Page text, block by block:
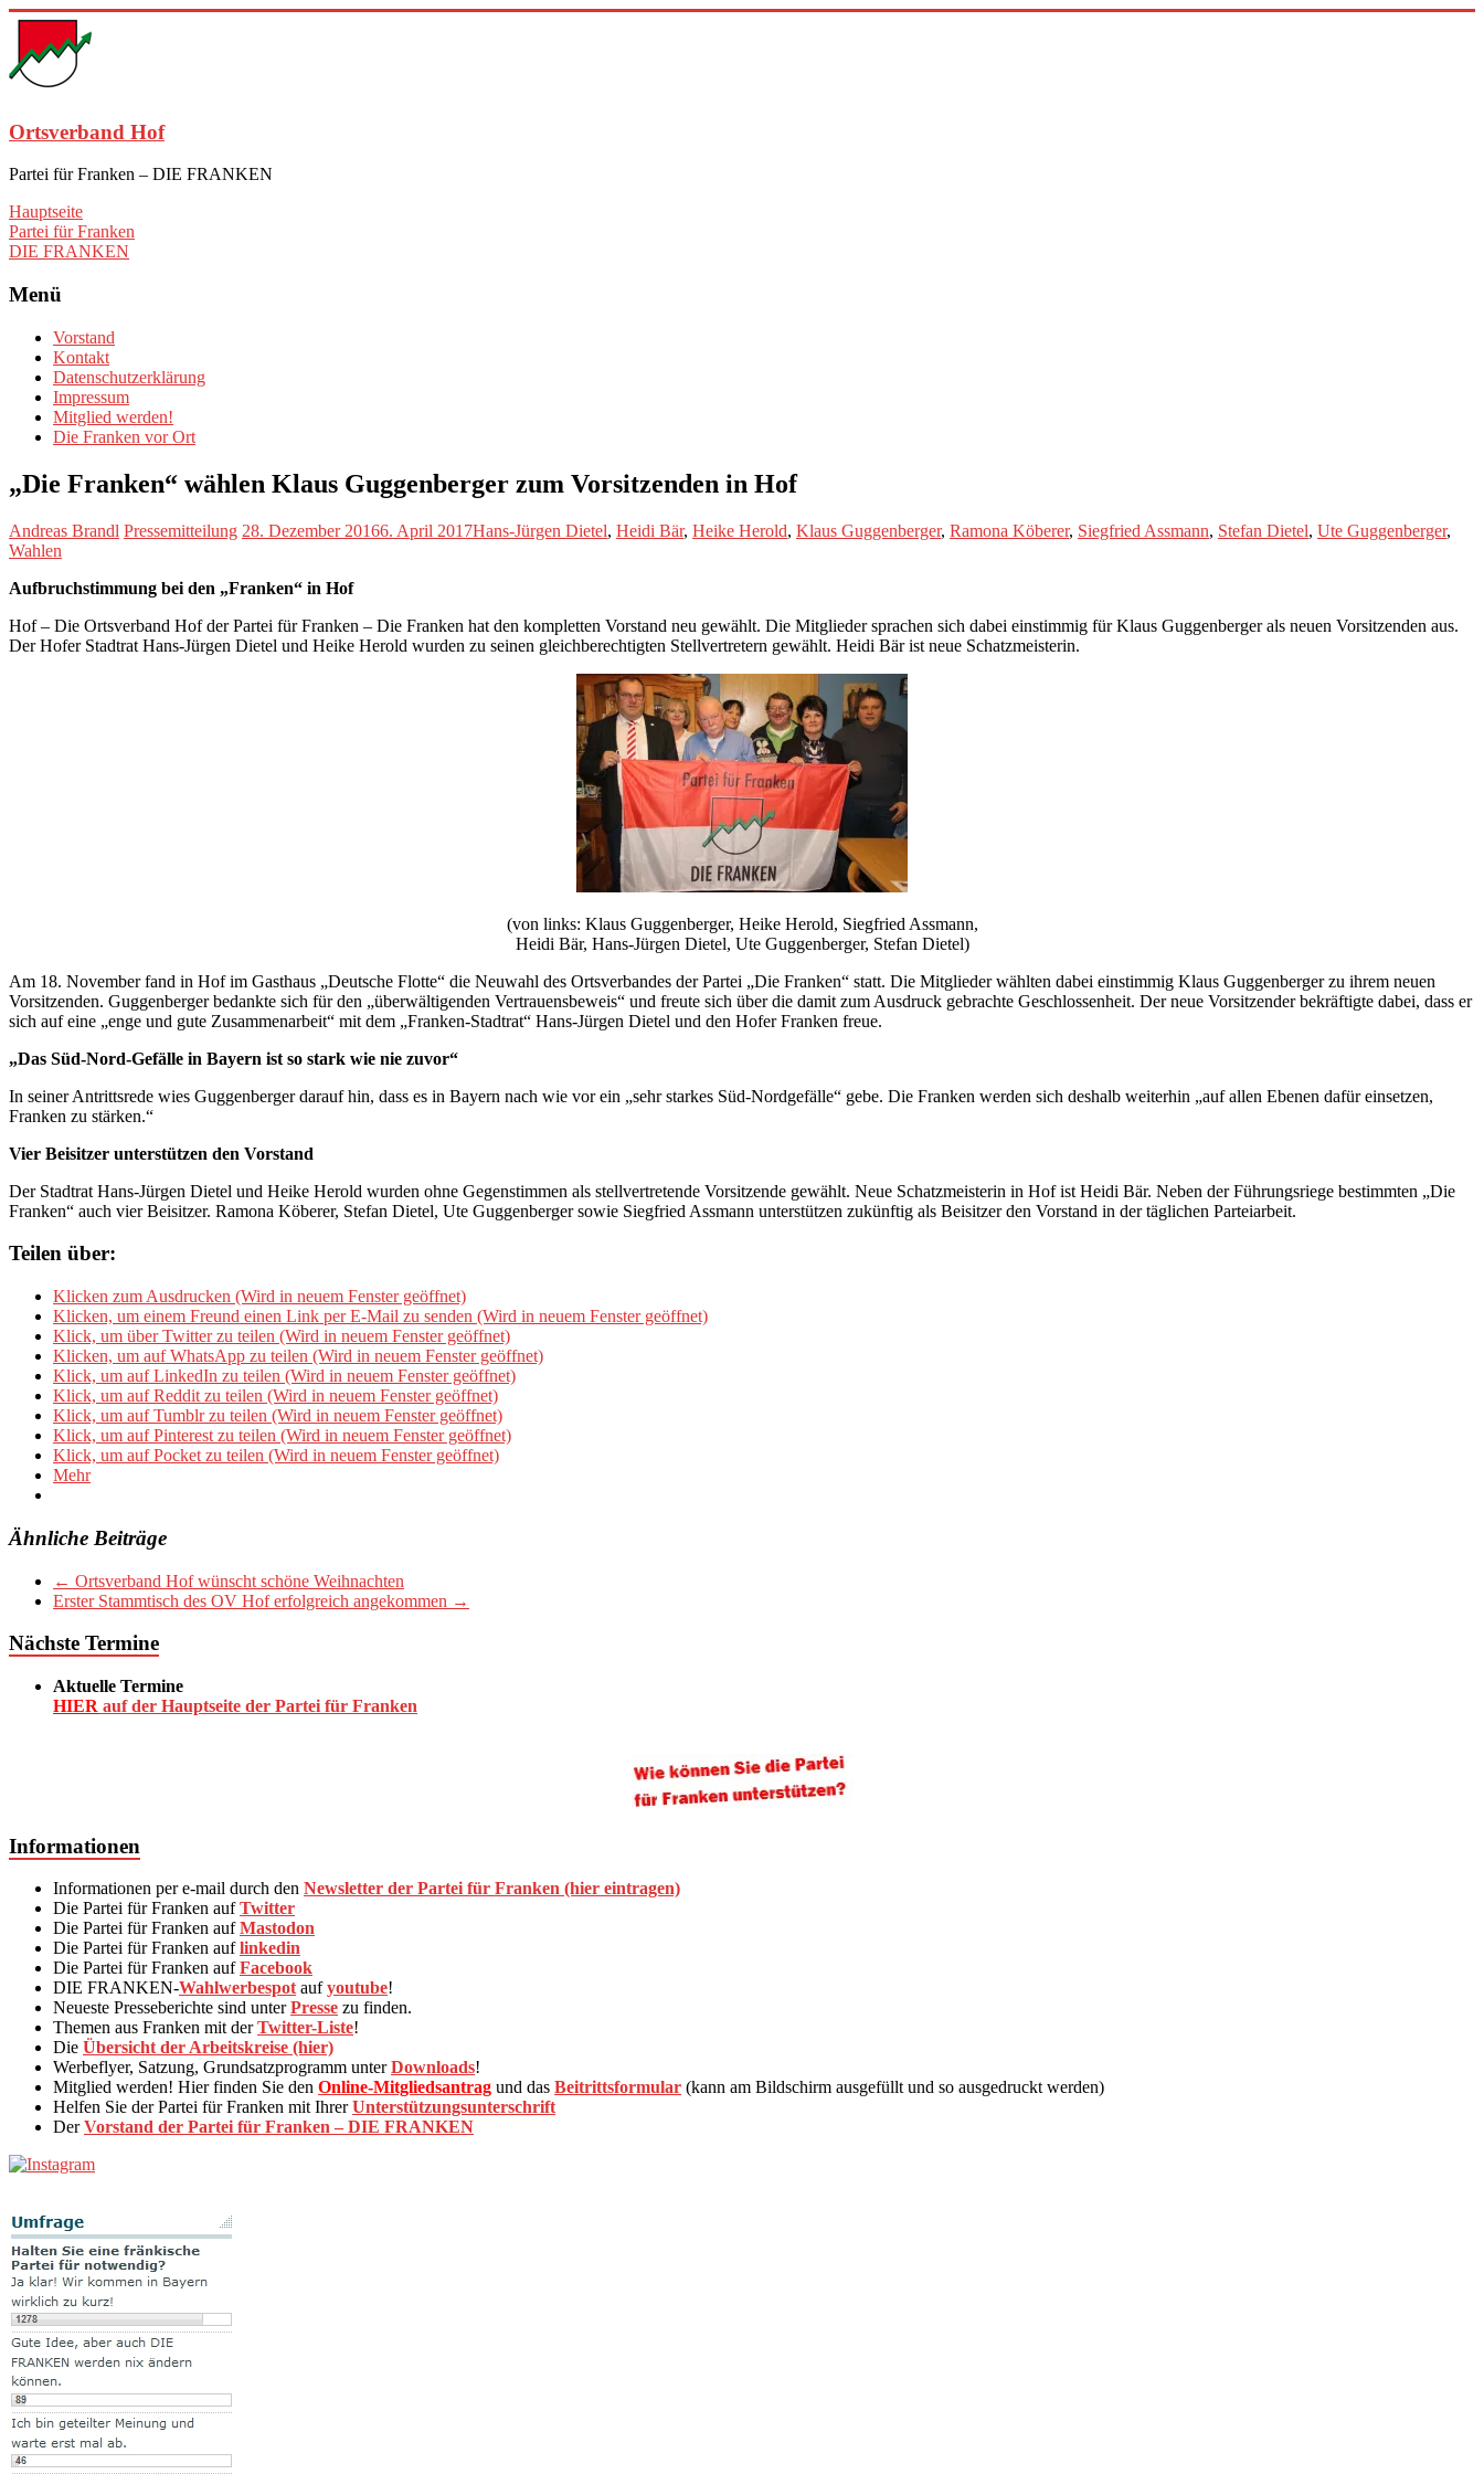
Zum
springen
Ortsverband Hof
Partei für Franken – DIE FRANKEN
Hauptseite
Partei für Franken
DIE FRANKEN
Menü
Vorstand
Kontakt
Datenschutzerklärung
Impressum
Mitglied werden!
Die Franken vor Ort
„Die Franken“ wählen Klaus Guggenberger zum Vorsitzenden in Hof
Andreas Brandl Pressemitteilung 28. Dezember 20166. April 2017Hans-Jürgen Dietel, Heidi Bär, Heike Herold, Klaus Guggenberger, Ramona Köberer, Siegfried Assmann, Stefan Dietel, Ute Guggenberger,
Wahlen
Aufbruchstimmung bei den „Franken“ in Hof
Hof – Die Ortsverband Hof der Partei für Franken – Die Franken hat den kompletten Vorstand neu gewählt. Die Mitglieder sprachen sich dabei einstimmig für Klaus Guggenberger als neuen Vorsitzenden aus.
Der Hofer Stadtrat Hans-Jürgen Dietel und Heike Herold wurden zu seinen gleichberechtigten Stellvertretern gewählt. Heidi Bär ist neue Schatzmeisterin.
(von links: Klaus Guggenberger, Heike Herold, Siegfried Assmann,
Heidi Bär, Hans-Jürgen Dietel, Ute Guggenberger, Stefan Dietel)
Am 18. November fand in Hof im Gasthaus „Deutsche Flotte“ die Neuwahl des Ortsverbandes der Partei „Die Franken“ statt. Die Mitglieder wählten dabei einstimmig Klaus Guggenberger zu ihrem neuen
Vorsitzenden. Guggenberger bedankte sich für den „überwältigenden Vertrauensbeweis“ und freute sich über die damit zum Ausdruck gebrachte Geschlossenheit. Der neue Vorsitzender bekräftigte dabei, dass er
sich auf eine „enge und gute Zusammenarbeit“ mit dem „Franken-Stadtrat“ Hans-Jürgen Dietel und den Hofer Franken freue.
„Das Süd-Nord-Gefälle in Bayern ist so stark wie nie zuvor“
In seiner Antrittsrede wies Guggenberger darauf hin, dass es in Bayern nach wie vor ein „sehr starkes Süd-Nordgefälle“ gebe. Die Franken werden sich deshalb weiterhin „auf allen Ebenen dafür einsetzen,
Franken zu stärken.“
Vier Beisitzer unterstützen den Vorstand
Der Stadtrat Hans-Jürgen Dietel und Heike Herold wurden ohne Gegenstimmen als stellvertretende Vorsitzende gewählt. Neue Schatzmeisterin in Hof ist Heidi Bär. Neben der Führungsriege bestimmten „Die
Franken“ auch vier Beisitzer. Ramona Köberer, Stefan Dietel, Ute Guggenberger sowie Siegfried Assmann unterstützen zukünftig als Beisitzer den Vorstand in der täglichen Parteiarbeit.
Teilen über:
Klicken zum Ausdrucken (Wird in neuem Fenster geöffnet)
Klicken, um einem Freund einen Link per E-Mail zu senden (Wird in neuem Fenster geöffnet)
Klick, um über Twitter zu teilen (Wird in neuem Fenster geöffnet)
Klicken, um auf WhatsApp zu teilen (Wird in neuem Fenster geöffnet)
Klick, um auf LinkedIn zu teilen (Wird in neuem Fenster geöffnet)
Klick, um auf Reddit zu teilen (Wird in neuem Fenster geöffnet)
Klick, um auf Tumblr zu teilen (Wird in neuem Fenster geöffnet)
Klick, um auf Pinterest zu teilen (Wird in neuem Fenster geöffnet)
Klick, um auf Pocket zu teilen (Wird in neuem Fenster geöffnet)
Mehr
Ähnliche Beiträge
← Ortsverband Hof wünscht schöne Weihnachten
Erster Stammtisch des OV Hof erfolgreich angekommen →
Nächste Termine
Aktuelle Termine
HIER auf der Hauptseite der Partei für Franken
Informationen
Informationen per e-mail durch den Newsletter der Partei für Franken (hier eintragen)
Die Partei für Franken aufTwitter
Die Partei für Franken aufMastodon
Die Partei für Franken auflinkedin
Die Partei für Franken aufFacebook
DIE FRANKEN-Wahlwerbespotaufyoutube!
Neueste Presseberichte sind unterPresse zu finden.
Themen aus Franken mit derTwitter-Liste!
Die Übersicht der Arbeitskreise (hier)
Werbeflyer, Satzung, Grundsatzprogramm unterDownloads!
Mitglied werden! Hier finden Sie den Online-Mitgliedsantrag und das Beitrittsformular (kann am Bildschirm ausgefüllt und so ausgedruckt werden)
Helfen Sie der Partei für Franken mit IhrerUnterstützungsunterschrift
DerVorstand der Partei für Franken – DIE FRANKEN